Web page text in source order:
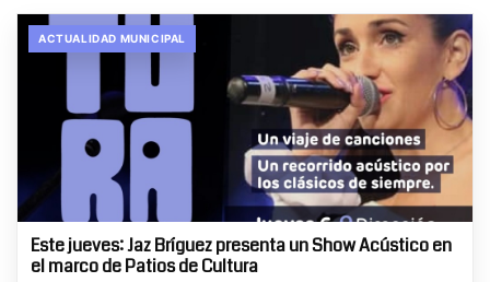
ACTUALIDAD MUNICIPAL
Este jueves: Jaz Bríguez presenta un Show Acústico en
el marco de Patios de Cultura